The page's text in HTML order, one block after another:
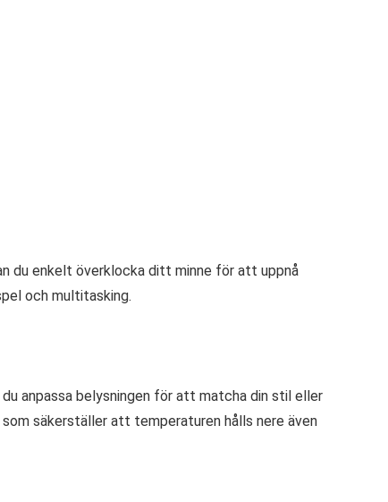
du enkelt överklocka ditt minne för att uppnå
och multitasking.
du anpassa belysningen för att matcha din stil eller
säkerställer att temperaturen hålls nere även